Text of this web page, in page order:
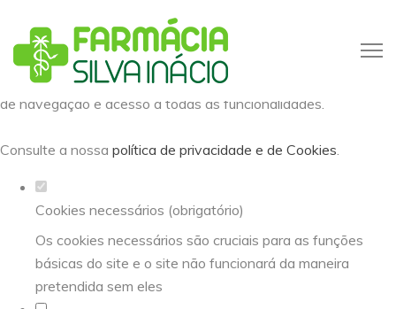
Defina as suas preferências de
cookies para este website.
Este website utiliza cookies estritamente necessários,
analíticos e funcionais, para lhe oferecer uma boa experiência
de navegação e acesso a todas as funcionalidades.
Consulte a nossa política de privacidade e de Cookies.
Cookies necessários (obrigatório)
Os cookies necessários são cruciais para as funções
básicas do site e o site não funcionará da maneira
pretendida sem eles